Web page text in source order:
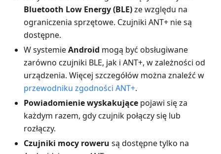
Bluetooth Low Energy (BLE)ze względu na
ograniczenia sprzętowe. Czujniki ANT+ nie są
dostępne.
W systemieAndroid mogą być obsługiwane
zarówno czujniki BLE, jak i ANT+, w zależności od
urządzenia. Więcej szczegółów można znaleźć w
przewodniku zgodności ANT+.
Powiadomienie wyskakujące pojawi się za
każdym razem, gdy czujnik połączy się lub
rozłączy.
Czujniki mocy roweru są dostępne tylko na